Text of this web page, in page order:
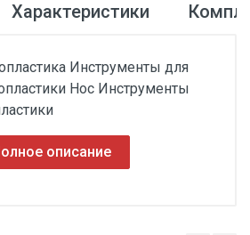
Характеристики
Инструменты для
Hoc Инструменты
описание